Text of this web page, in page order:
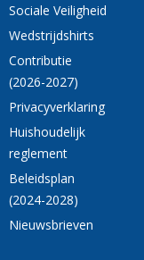
Sociale Veiligheid
Wedstrijdshirts
Contributie
(2026-2027)
Privacyverklaring
Huishoudelijk
reglement
Beleidsplan
(2024-2028)
Nieuwsbrieven